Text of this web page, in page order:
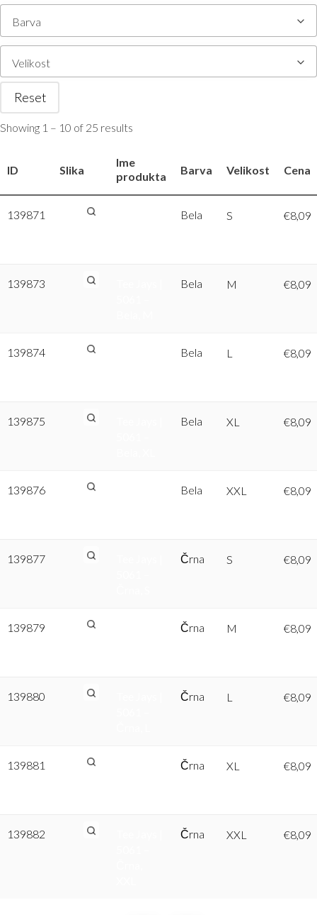
Barva
Velikost
Reset
Showing 1 – 10 of 25 results
ID Slika
Ime
produkta
Barva Velikost Cena
139871 Bela S €8,09
139873 Bela M €8,09
139874 Bela L €8,09
139875 Bela XL €8,09
139876 Bela XXL €8,09
139877 Črna S €8,09
139879 Črna M €8,09
139880 Črna L €8,09
139881 Črna XL €8,09
139882 Črna XXL €8,09